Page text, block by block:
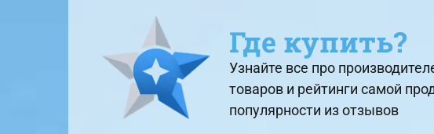
Где купить?
Узнайте все про
товаров и рейтинги самой
популярности из отзывов